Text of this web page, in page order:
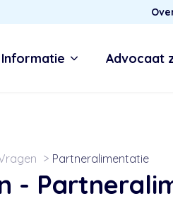
Informatie Advocaat
Partneralimentatie
-